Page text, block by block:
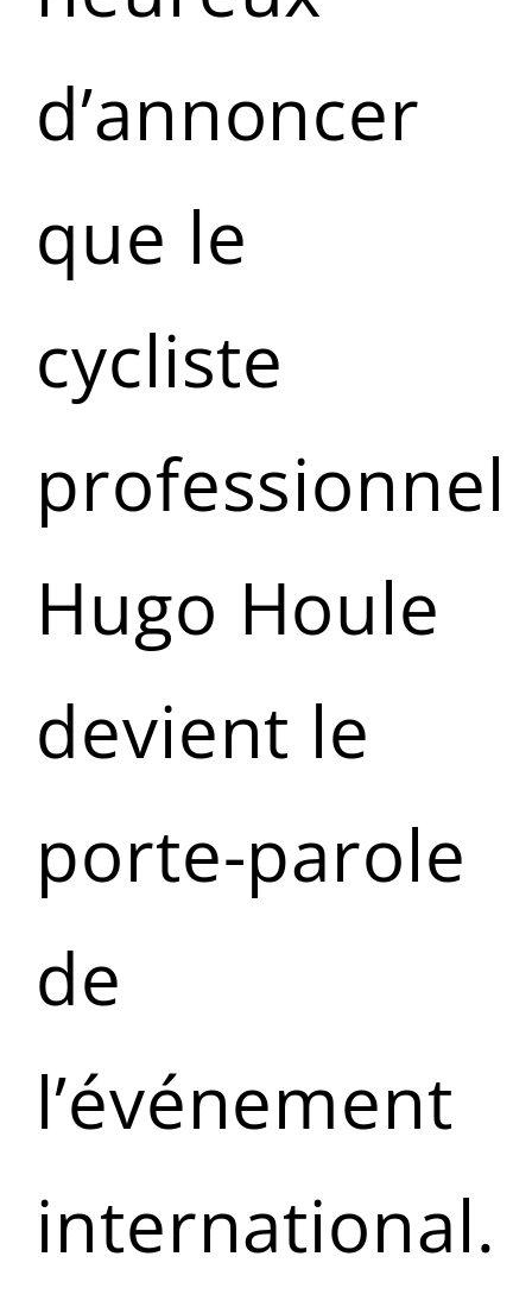
d’annoncer
que le
cycliste
professionnel
Hugo Houle
devient le
porte-parole
de
l’événement
international.